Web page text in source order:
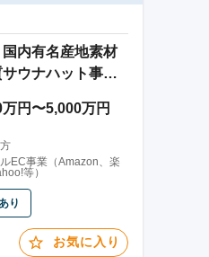
国内有名産地素材
ウナハット事業
円〜5,000万円
EC事業（Amazon、楽
等）
り
お気に入り